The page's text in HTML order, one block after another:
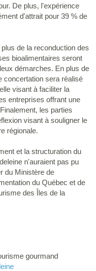
De plus, l'expérience
d'attrait pour 39 % de
de la reconduction des
bioalimentaires seront
démarches. En plus de
concertation sera réalisé
visant à faciliter la
entreprises offrant une
les parties
visant à souligner le
régionale.
et la structuration du
n'auraient pas pu
du Ministère de
du Québec et de
des Îles de la
gourmand